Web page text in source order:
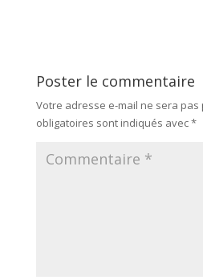
Poster le commentaire
Votre adresse e-mail ne sera pas
obligatoires sont indiqués avec*